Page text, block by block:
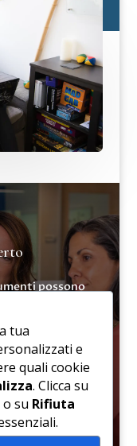
possono
Contatta
e
innovativi.
tua
e
quali cookie
. Clicca su
su Rifiuta